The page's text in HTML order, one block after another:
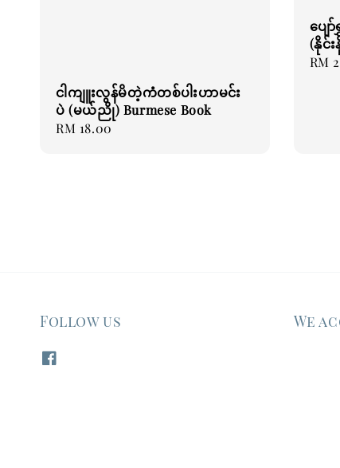
ငါကျူးလွန်မိတဲ့ကံတစ်ပါးဟာမင်း
ပဲ (မယ်ညို) Burmese Book
Regular
RM 18.00
ပျေ
(နိုင်း
RM
Follow us We